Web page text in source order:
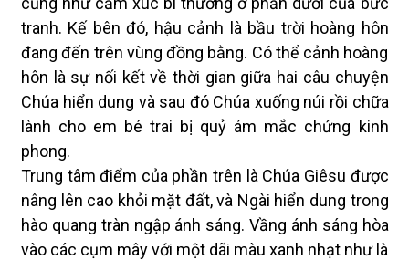
tranh. Kế bên đó, hậu cảnh là bầu trời hoàng hôn
đang đến trên vùng đồng bằng. Có thể cảnh hoàng
hôn là sự nối kết về thời gian giữa hai câu chuyện
Chúa hiển dung và sau đó Chúa xuống núi rồi chữa
lành cho em bé trai bị quỷ ám mắc chứng kinh
phong.
Trung tâm điểm của phần trên là Chúa Giêsu được
nâng lên cao khỏi mặt đất, và Ngài hiển dung trong
hào quang tràn ngập ánh sáng. Vầng ánh sáng hòa
vào các cụm mây với một dãi màu xanh nhạt như là